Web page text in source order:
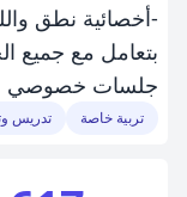
-أخصائية نطق
بتعامل مع جميع
جلسات خصوصي
تربية خاصة تدريس